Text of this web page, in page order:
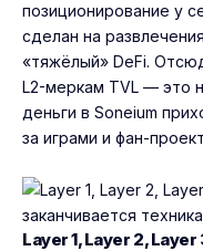
позиционирование у
сделан на
«тяжёлый» DeFi.
L2-меркам TVL — это
деньги в Soneium
за играми и фан-
Layer 1, Layer 2,